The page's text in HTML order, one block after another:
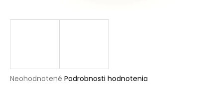
Priemerné
Neohodnotené Podrobnosti hodnotenia
j
?